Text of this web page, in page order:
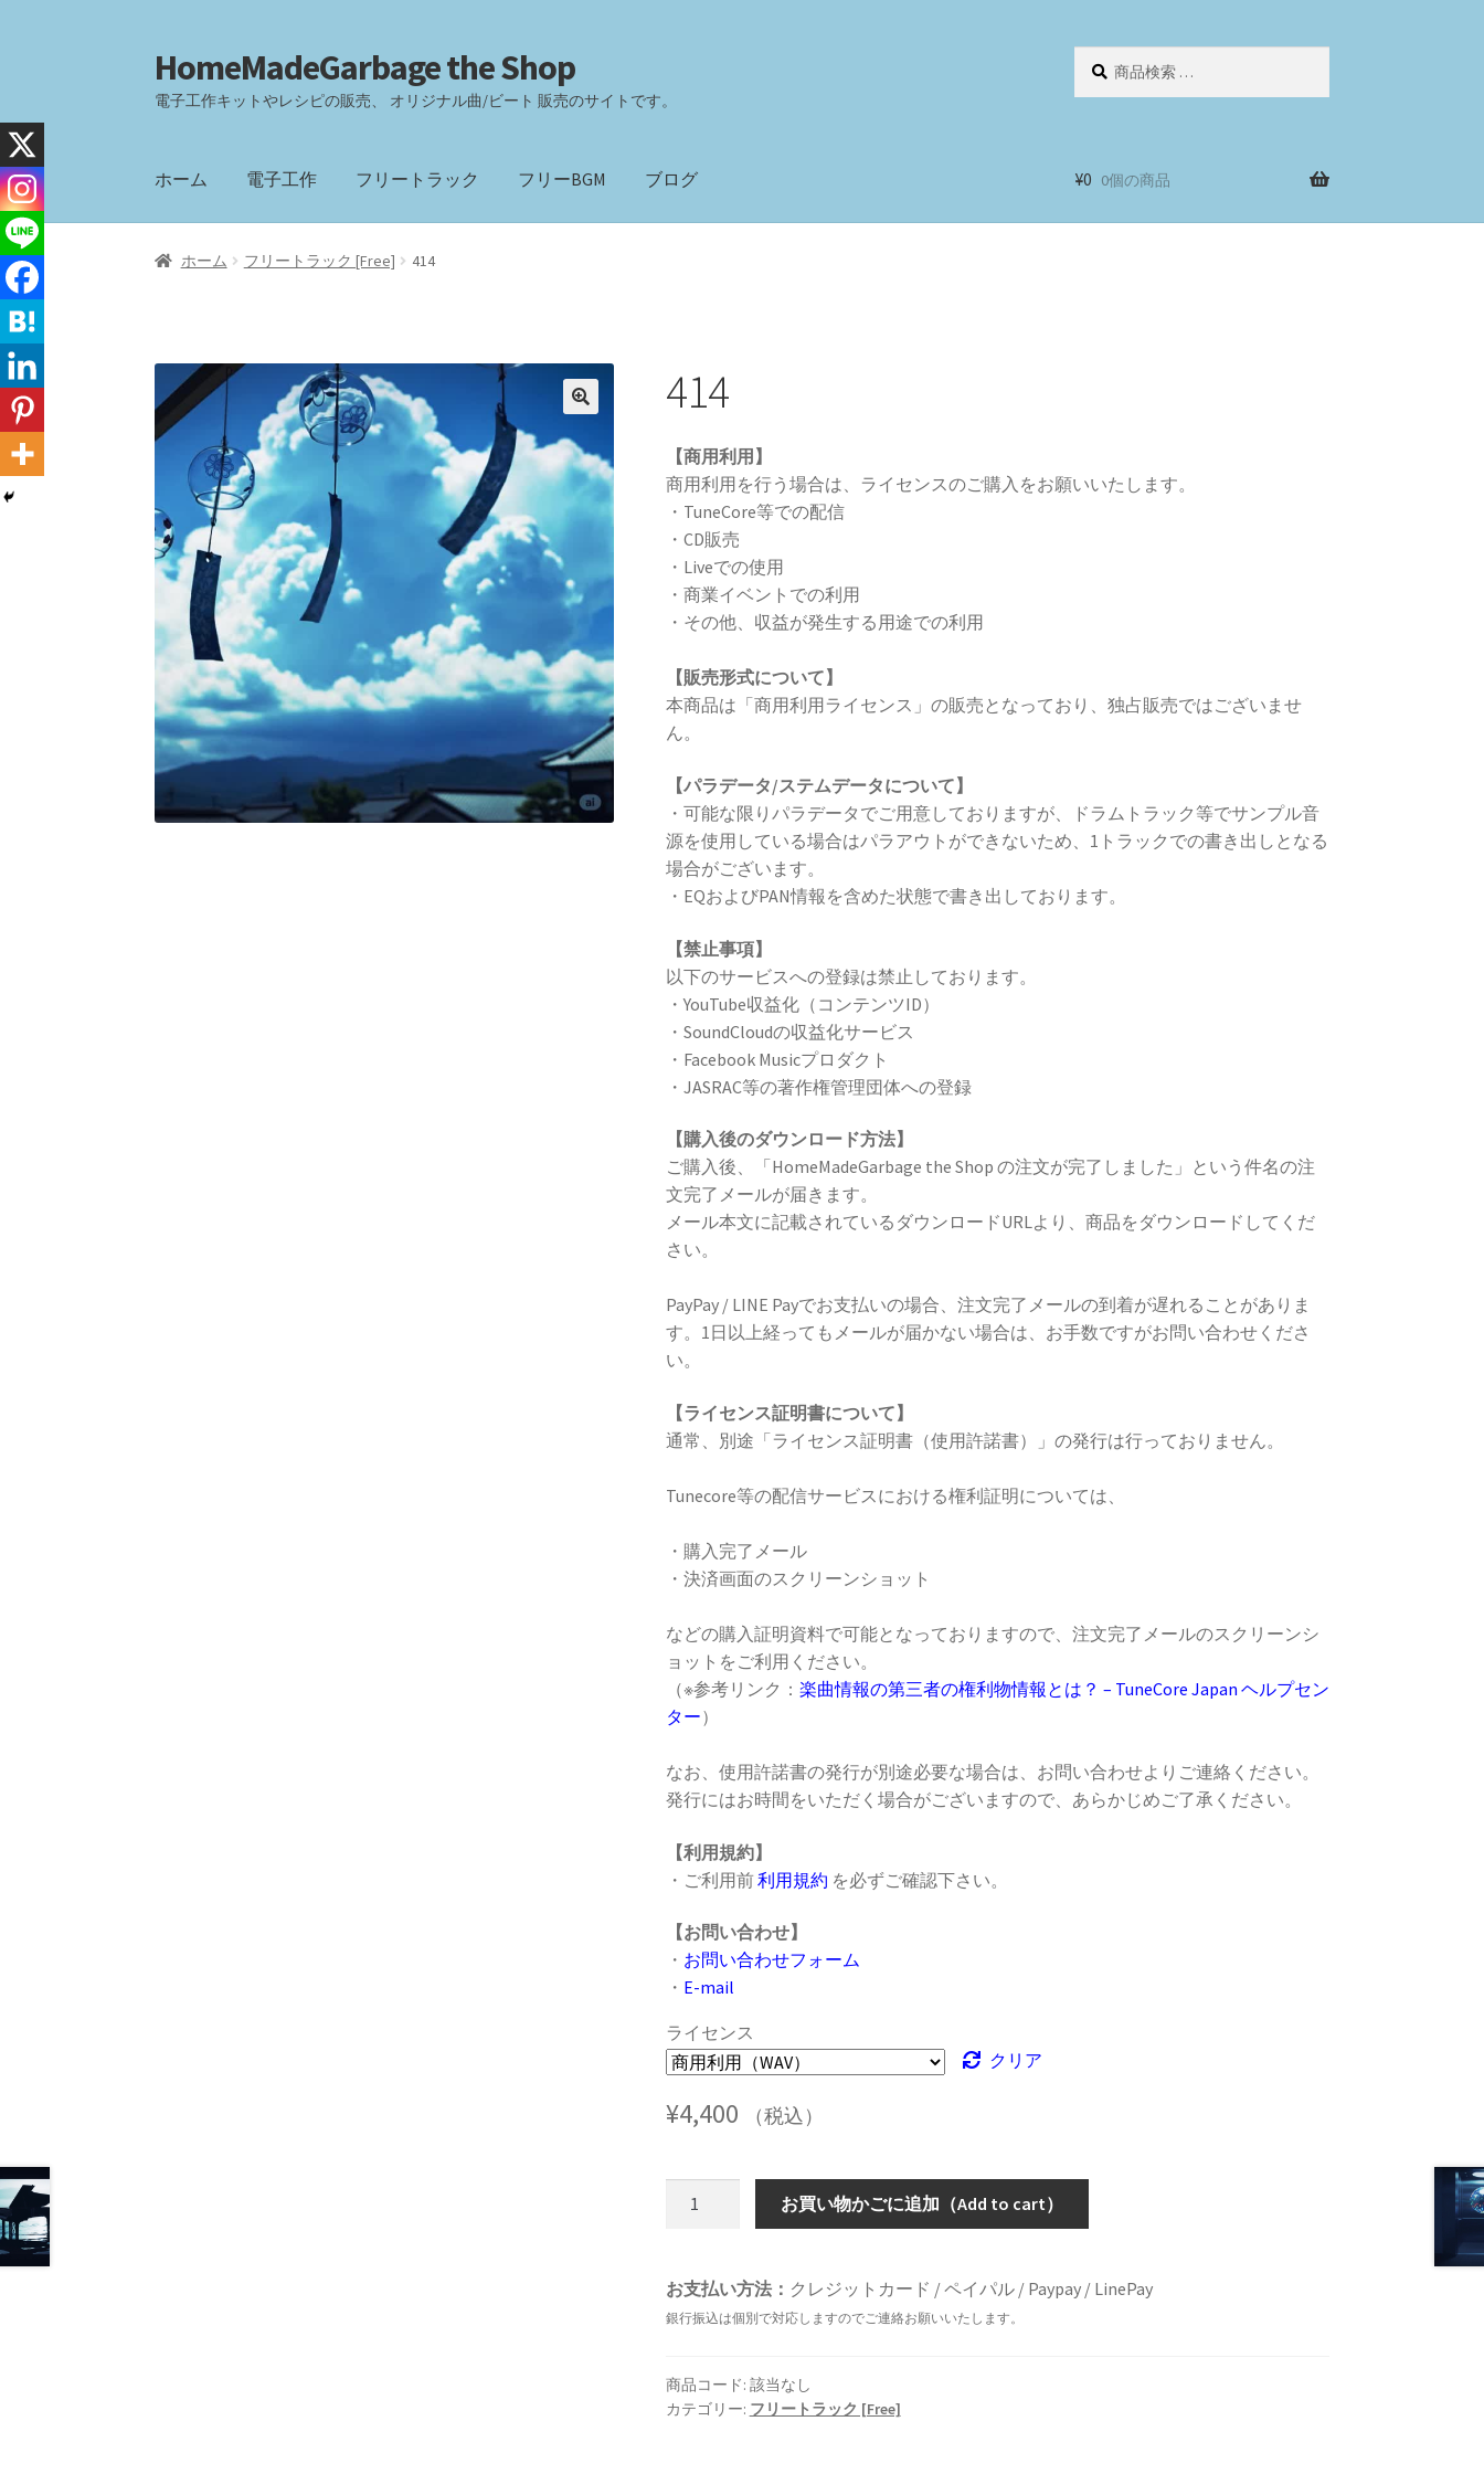
ナ
ビ
ゲ
シ
ン
へ
プ
コ
ン
テ
ツ
ス
キ
HomeMadeGarbage the Shop
電子工作キットやレシピの販売、 オリジナル曲/ビート 販売のサイトです。
ホーム 電子工作 フリートラック フリーBGM ブログ ¥0 0個の商品
ホーム フリートラック [Free] 414
414
【商用利用】
商用利用を行う場合は、ライセンスのご購入をお願いいたします。
・TuneCore等での配信
・CD販売
・Liveでの使用
・商業イベントでの利用
・その他、収益が発生する用途での利用
【販売形式について】
本商品は「商用利用ライセンス」の販売となっており、独占販売ではございませ
ん。
【パラデータ/ステムデータについて】
・可能な限りパラデータでご用意しておりますが、ドラムトラック等でサンプル音
源を使用している場合はパラアウトができないため、1トラックでの書き出しとなる
場合がございます。
・EQおよびPAN情報を含めた状態で書き出しております。
【禁止事項】
以下のサービスへの登録は禁止しております。
・YouTube収益化（コンテンツID）
・SoundCloudの収益化サービス
・Facebook Musicプロダクト
・JASRAC等の著作権管理団体への登録
【購入後のダウンロード方法】
ご購入後、「HomeMadeGarbage the Shop の注文が完了しました」という件名の注
文完了メールが届きます。
メール本文に記載されているダウンロードURLより、商品をダウンロードしてくだ
さい。
PayPay / LINE Payでお支払いの場合、注文完了メールの到着が遅れることがありま
す。1日以上経ってもメールが届かない場合は、お手数ですがお問い合わせくださ
い。
【ライセンス証明書について】
通常、別途「ライセンス証明書（使用許諾書）」の発行は行っておりません。
Tunecore等の配信サービスにおける権利証明については、
・購入完了メール
・決済画面のスクリーンショット
などの購入証明資料で可能となっておりますので、注文完了メールのスクリーンシ
ョットをご利用ください。
（※参考リンク： 楽曲情報の第三者の権利物情報とは？ – TuneCore Japan ヘルプセン
ター）
なお、使用許諾書の発行が別途必要な場合は、お問い合わせよりご連絡ください。
発行にはお時間をいただく場合がございますので、あらかじめご了承ください。
【利用規約】
・ご利用前利用規約 を必ずご確認下さい。
【お問い合わせ】
・ お問い合わせフォーム
・ E-mail
ライセンス
クリア
¥4,400 （税込）
お買い物かごに追加（Add to cart）
お支払い方法： クレジットカード / ペイパル / Paypay / LinePay
銀行振込は個別で対応しますのでご連絡お願いいたします。
商品コード: 該当なし
カテゴリー: フリートラック [Free]